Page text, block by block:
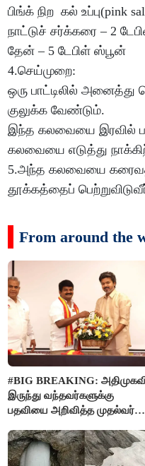
பிங்க் நிற கல் உப்பு(pink
நாட்டுச் சர்க்கரை – 2
தேன் – 5 டேபிள் ஸ்பூன்
4.செய்முறை:
ஒரு பாட்டிலில் அனைத்து
குலுக்க வேண்டும்.
இந்த கலவையை இரவில்
கலவையை எடுத்து
5.அந்த கலவையை
தூக்கத்தைப்
From around the
#BIG BREAKING:
இருந்து வந்தவர்களுக்கு
பதவியை அறிவித்த முதல்வர்